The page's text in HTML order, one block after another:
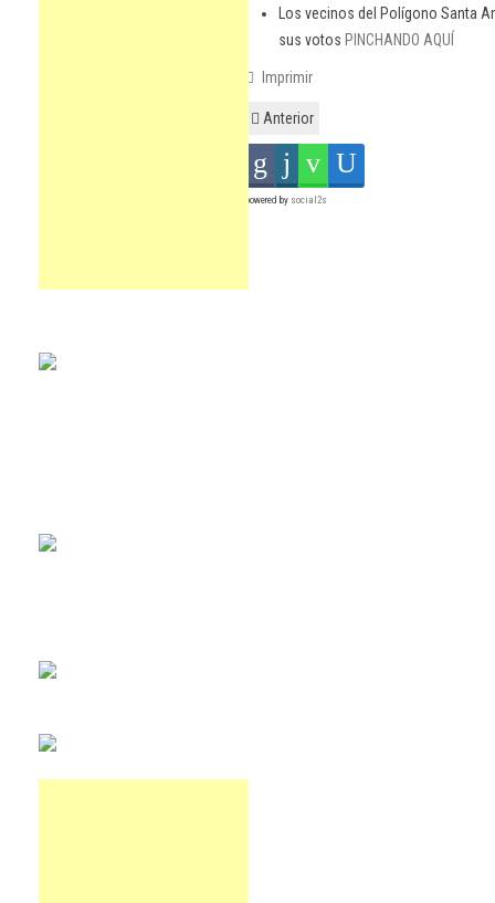
Los vecinos del Polígono Santa
sus votos PINCHANDO AQUÍ
Imprimir
Anterior
powered by social2s